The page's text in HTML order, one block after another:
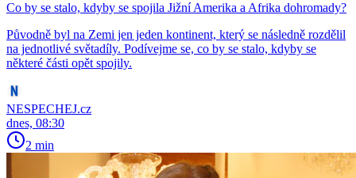
Co by se stalo, kdyby se spojila Jižní Amerika a Afrika dohromady?
Původně byl na Zemi jen jeden kontinent, který se následně rozdělil
na jednotlivé světadíly. Podívejme se, co by se stalo, kdyby se
některé části opět spojily.
NESPECHEJ.cz
dnes, 08:30
2 min